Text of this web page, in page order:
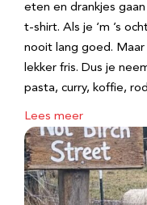
eten en drankjes
t-shirt. Als je ‘m ’s
nooit lang goed.
lekker fris. Dus je
pasta, curry, koffie,
Lees meer